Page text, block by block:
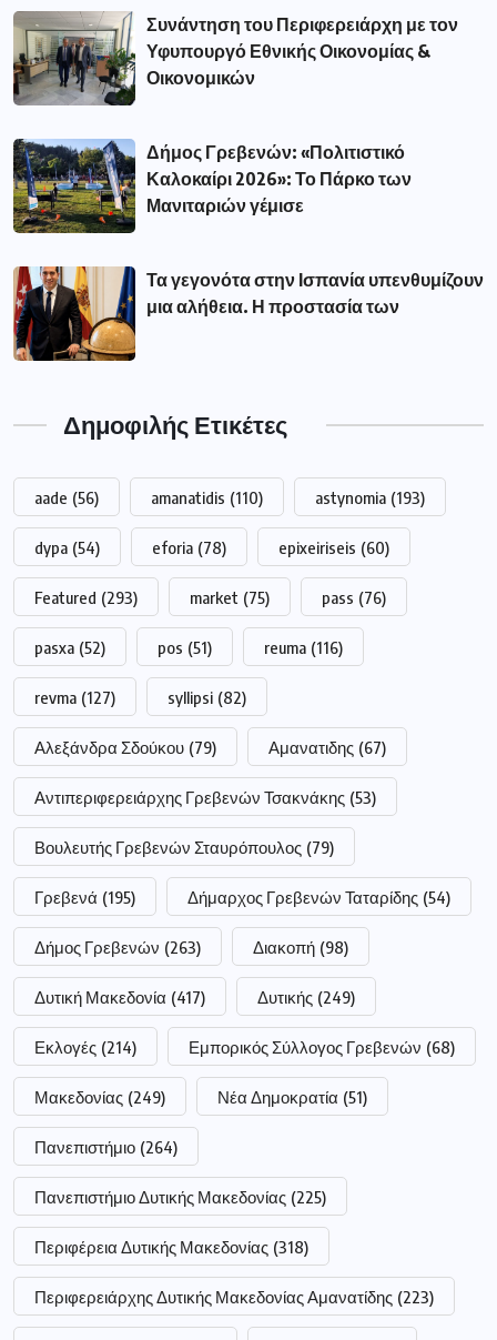
Συνάντηση του Περιφερειάρχη με τον
Υφυπουργό Εθνικής Οικονομίας &
Οικονομικών
Δήμος Γρεβενών: «Πολιτιστικό
Καλοκαίρι 2026»: Το Πάρκο των
Μανιταριών γέμισε
Τα γεγονότα στην Ισπανία υπενθυμίζουν
μια αλήθεια. Η προστασία των
Δημοφιλής Ετικέτες
aade (56) amanatidis (110) astynomia (193)
dypa (54) eforia (78) epixeiriseis (60)
Featured (293) market (75) pass (76)
pasxa (52) pos (51) reuma (116)
revma (127) syllipsi (82)
Αλεξάνδρα Σδούκου (79) Αμανατιδης (67)
Αντιπεριφερειάρχης Γρεβενών Τσακνάκης (53)
Βουλευτής Γρεβενών Σταυρόπουλος (79)
Γρεβενά (195) Δήμαρχος Γρεβενών Ταταρίδης (54)
Δήμος Γρεβενών (263) Διακοπή (98)
Δυτική Μακεδονία (417) Δυτικής (249)
Εκλογές (214) Εμπορικός Σύλλογος Γρεβενών (68)
Μακεδονίας (249) Νέα Δημοκρατία (51)
Πανεπιστήμιο (264)
Πανεπιστήμιο Δυτικής Μακεδονίας (225)
Περιφέρεια Δυτικής Μακεδονίας (318)
Περιφερειάρχης Δυτικής Μακεδονίας Αμανατίδης (223)